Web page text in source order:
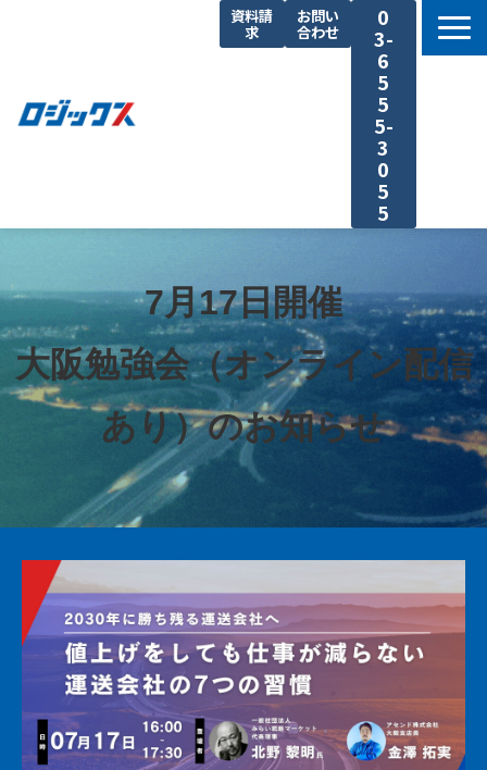
資料請
求
お問い
合わせ
0
3-
6
5
5
5-
3
0
5
5
機能まとめ
料金プラン
導入事例
セミナー
よくあるご質問
運送業の原価計算 まるわかり特集
7月17日開催
大阪勉強会（オンライン配信
あり）のお知らせ